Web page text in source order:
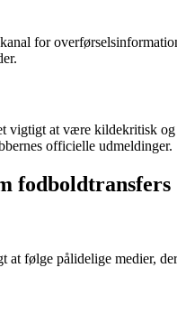
for
vigtigt at være kildekritisk
officielle udmeldinger.
fodboldtransfers
at følge pålidelige medier,